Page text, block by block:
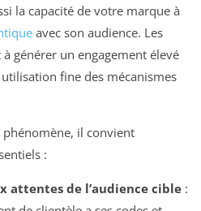
la capacité de votre marque à
avec son audience. Les
générer un engagement élevé
fine des mécanismes
il convient
:
attentes de l’audience cible: